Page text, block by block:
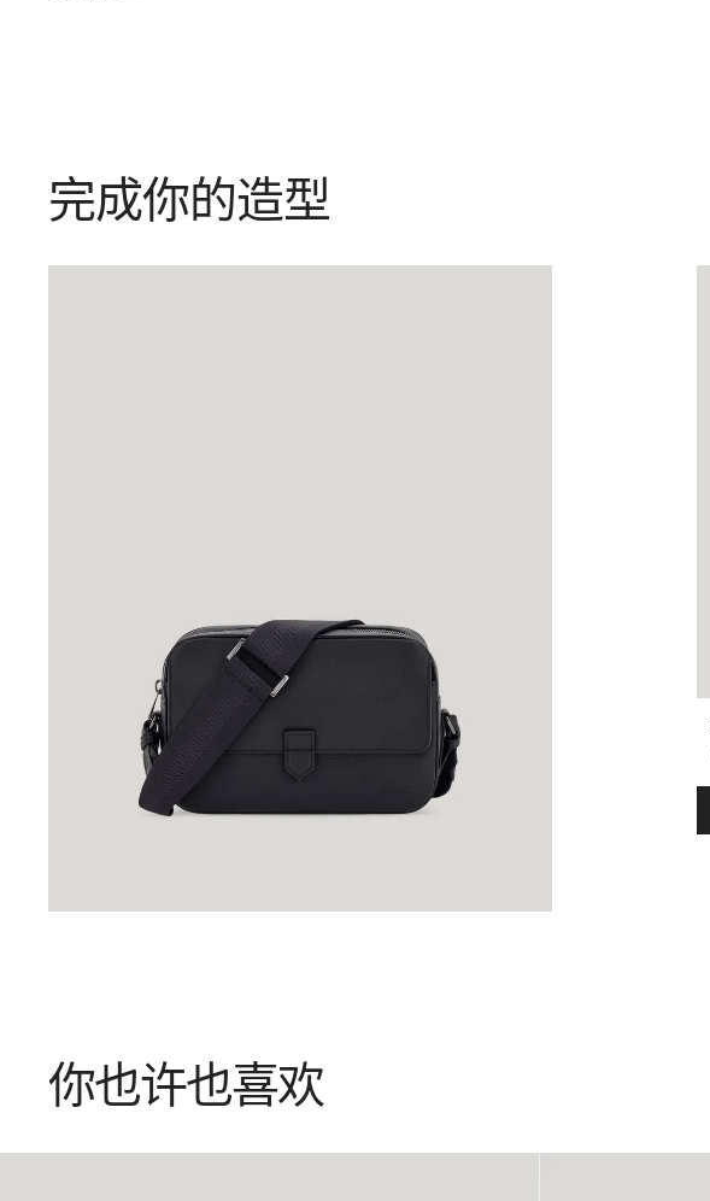
完成你的造型
你也许也喜欢